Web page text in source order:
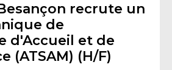
recrute un
de
d'Accueil et de
(ATSAM) (H/F)